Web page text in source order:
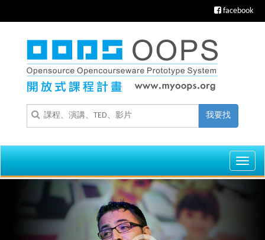
facebook
我要找